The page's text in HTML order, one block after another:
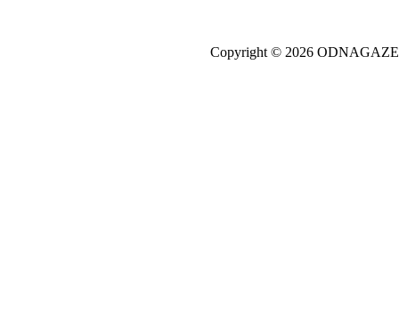
Copyright © 2026